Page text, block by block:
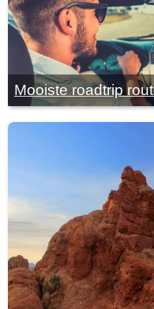
Mooiste roadtrip